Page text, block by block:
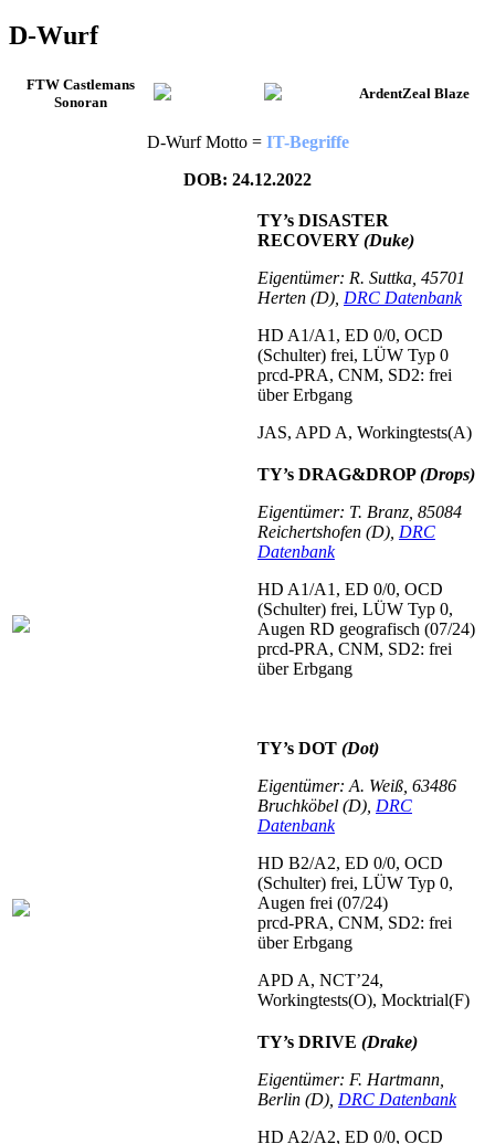
D-Wurf
FTW Castlemans
Sonoran
ArdentZeal Blaze
D-Wurf Motto = IT-Begriffe
DOB: 24.12.2022
TY’s DISASTER
RECOVERY(Duke)
Eigentümer: R. Suttka, 45701
Herten (D), DRC Datenbank
HD A1/A1, ED 0/0, OCD
(Schulter) frei, LÜW Typ 0
prcd-PRA, CNM, SD2: frei
über Erbgang
JAS, APD A, Workingtests(A)
TY’s DRAG&DROP(Drops)
Eigentümer: T. Branz, 85084
Reichertshofen (D), DRC
Datenbank
HD A1/A1, ED 0/0, OCD
(Schulter) frei, LÜW Typ 0,
Augen RD geografisch (07/24)
prcd-PRA, CNM, SD2: frei
über Erbgang
TY’s DOT (Dot)
Eigentümer: A. Weiß, 63486
Bruchköbel (D), DRC
Datenbank
HD B2/A2, ED 0/0, OCD
(Schulter) frei, LÜW Typ 0,
Augen frei (07/24)
prcd-PRA, CNM, SD2: frei
über Erbgang
APD A, NCT’24,
Workingtests(O), Mocktrial(F)
TY’s DRIVE (Drake)
Eigentümer: F. Hartmann,
Berlin (D), DRC Datenbank
HD A2/A2, ED 0/0, OCD